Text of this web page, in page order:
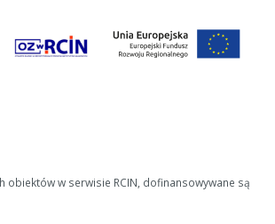
obiektów w serwisie RCIN, dofinansowywane są